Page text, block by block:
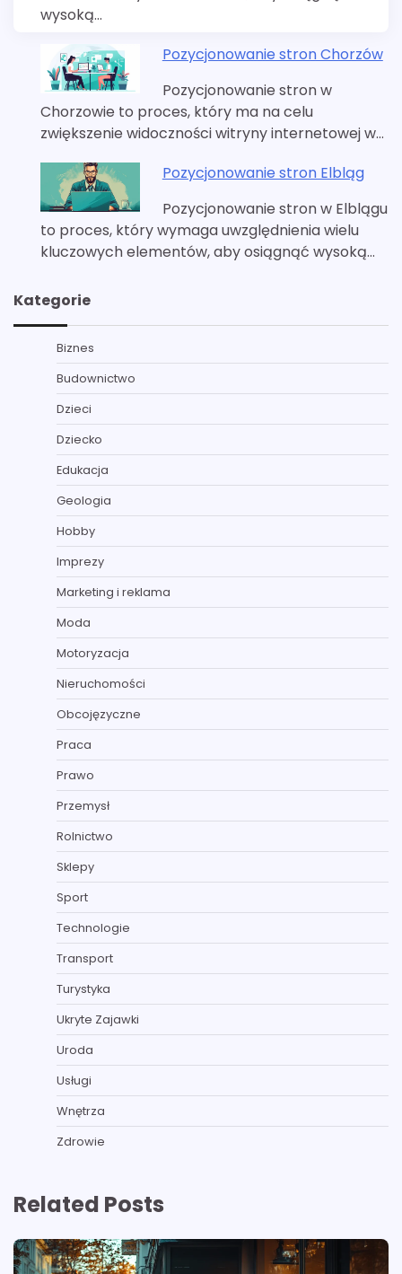
wysoką…
Pozycjonowanie stron Chorzów
Pozycjonowanie stron w
Chorzowie to proces, który ma na celu
zwiększenie widoczności witryny internetowej w…
Pozycjonowanie stron Elbląg
Pozycjonowanie stron w Elblągu
to proces, który wymaga uwzględnienia wielu
kluczowych elementów, aby osiągnąć wysoką…
Kategorie
Biznes
Budownictwo
Dzieci
Dziecko
Edukacja
Geologia
Hobby
Imprezy
Marketing i reklama
Moda
Motoryzacja
Nieruchomości
Obcojęzyczne
Praca
Prawo
Przemysł
Rolnictwo
Sklepy
Sport
Technologie
Transport
Turystyka
Ukryte Zajawki
Uroda
Usługi
Wnętrza
Zdrowie
Related Posts